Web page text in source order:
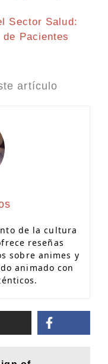
Sector Salud:
Pacientes
artículo
de la cultura
reseñas
sobre animes y
animado con